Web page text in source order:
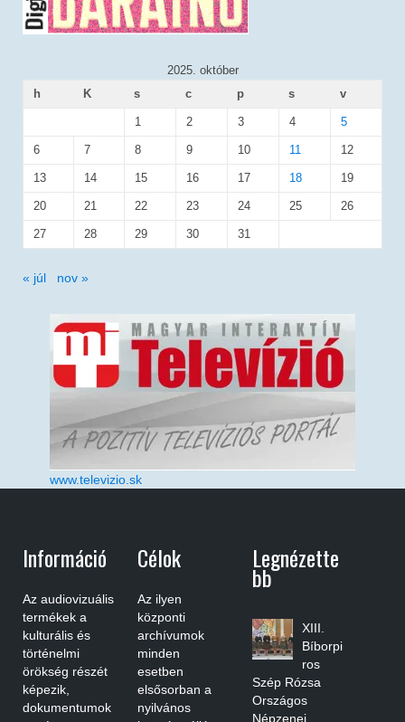
2025. október
h
K s c p s v
1 2 3 4 5
6 7 8 9 10 11 12
13 14 15 16 17 18 19
20 21 22 23 24 25 26
27 28 29 30 31
« júl nov »
www.televizio.sk
Információ
Az audiovizuális
termékek a
kulturális és
történelmi
örökség részét
képezik,
dokumentumok
Célok
Az ilyen
központi
archívumok
minden
esetben
elsősorban a
nyilvános
Legnézette
Bb
XIII.
Bíborpi
ros
Szép Rózsa
Országos
Népzenei